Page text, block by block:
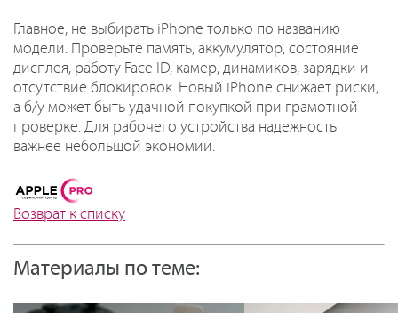
Главное, не выбирать iPhone только по названию
модели. Проверьте память, аккумулятор, состояние
дисплея, работу Face ID, камер, динамиков, зарядки и
отсутствие блокировок. Новый iPhone снижает риски,
а б/у может быть удачной покупкой при грамотной
проверке. Для рабочего устройства надежность
важнее небольшой экономии.
Возврат к списку
Материалы по теме: